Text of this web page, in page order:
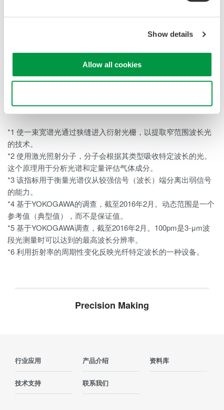
Show details
Allow all cookies
光的影响。
高校，科研院所、有源和无源光器件制造商。
主要应用
- 使用半导体，光纤以及其它宽谱激光器的发射光谱的测量。
*6
*1 使一束宽谱光通过狭缝进入衍射光栅，以提取窄范围波长光
的技术。
*2 使用激光照射分子，分子会根据其类型吸收特定波长的光。
这个原理用于分析光谱和定量评估气体成分。
*3 该指标用于衡量光谱仪从较强信号（波长）端分离出弱信号
的能力。
*4 基于YOKOGAWA的调查，截至2016年2月。动态范围是一个
参考值（典型值），而不是保证值。
*5 基于YOKOGAWA调查，截至2016年2月。100pm是3-μm波
段光测量时可以达到的最高波长分辨率。
*6 利用折射率的周期性变化反映光纤特定波长的一种设备。
Precision Making
行业应用 产品介绍 资料库
技术支持 联系我们